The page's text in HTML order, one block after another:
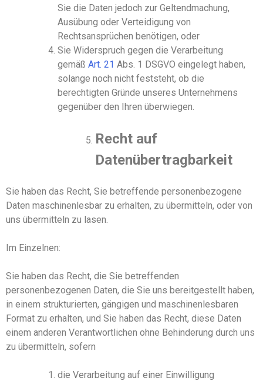
Sie die Daten jedoch zur Geltendmachung,
Ausübung oder Verteidigung von
Rechtsansprüchen benötigen, oder
Sie Widerspruch gegen die Verarbeitung
gemäß Art. 21 Abs. 1 DSGVO eingelegt haben,
solange noch nicht feststeht, ob die
berechtigten Gründe unseres Unternehmens
gegenüber den Ihren überwiegen.
Recht auf
Datenübertragbarkeit
Sie haben das Recht, Sie betreffende personenbezogene
Daten maschinenlesbar zu erhalten, zu übermitteln, oder von
uns übermitteln zu lasen.
Im Einzelnen:
Sie haben das Recht, die Sie betreffenden
personenbezogenen Daten, die Sie uns bereitgestellt haben,
in einem strukturierten, gängigen und maschinenlesbaren
Format zu erhalten, und Sie haben das Recht, diese Daten
einem anderen Verantwortlichen ohne Behinderung durch uns
zu übermitteln, sofern
die Verarbeitung auf einer Einwilligung